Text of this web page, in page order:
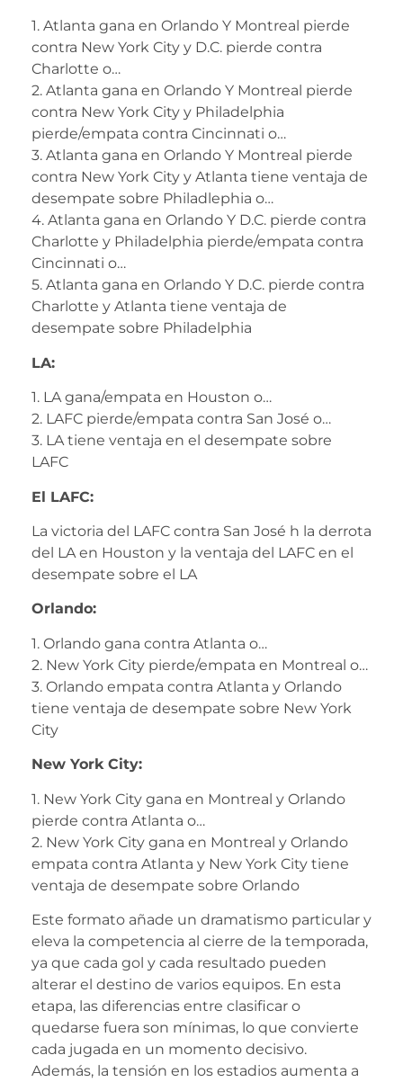
1. Atlanta gana en Orlando Y Montreal pierde
contra New York City y D.C. pierde contra
Charlotte o…
2. Atlanta gana en Orlando Y Montreal pierde
contra New York City y Philadelphia
pierde/empata contra Cincinnati o…
3. Atlanta gana en Orlando Y Montreal pierde
contra New York City y Atlanta tiene ventaja de
desempate sobre Philadlephia o…
4. Atlanta gana en Orlando Y D.C. pierde contra
Charlotte y Philadelphia pierde/empata contra
Cincinnati o…
5. Atlanta gana en Orlando Y D.C. pierde contra
Charlotte y Atlanta tiene ventaja de
desempate sobre Philadelphia
LA:
1. LA gana/empata en Houston o…
2. LAFC pierde/empata contra San José o…
3. LA tiene ventaja en el desempate sobre
LAFC
El LAFC:
La victoria del LAFC contra San José h la derrota
del LA en Houston y la ventaja del LAFC en el
desempate sobre el LA
Orlando:
1. Orlando gana contra Atlanta o…
2. New York City pierde/empata en Montreal o…
3. Orlando empata contra Atlanta y Orlando
tiene ventaja de desempate sobre New York
City
New York City:
1. New York City gana en Montreal y Orlando
pierde contra Atlanta o…
2. New York City gana en Montreal y Orlando
empata contra Atlanta y New York City tiene
ventaja de desempate sobre Orlando
Este formato añade un dramatismo particular y
eleva la competencia al cierre de la temporada,
ya que cada gol y cada resultado pueden
alterar el destino de varios equipos. En esta
etapa, las diferencias entre clasificar o
quedarse fuera son mínimas, lo que convierte
cada jugada en un momento decisivo.
Además, la tensión en los estadios aumenta a